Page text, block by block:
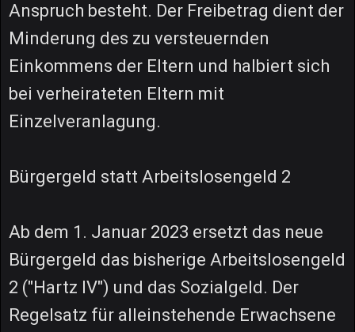
Anspruch besteht. Der Freibetrag dient der
Minderung des zu versteuernden
Einkommens der Eltern und halbiert sich
bei verheirateten Eltern mit
Einzelveranlagung.
Bürgergeld statt Arbeitslosengeld 2
Ab dem 1. Januar 2023 ersetzt das neue
Bürgergeld das bisherige Arbeitslosengeld
2 ("Hartz IV") und das Sozialgeld. Der
Regelsatz für alleinstehende Erwachsene